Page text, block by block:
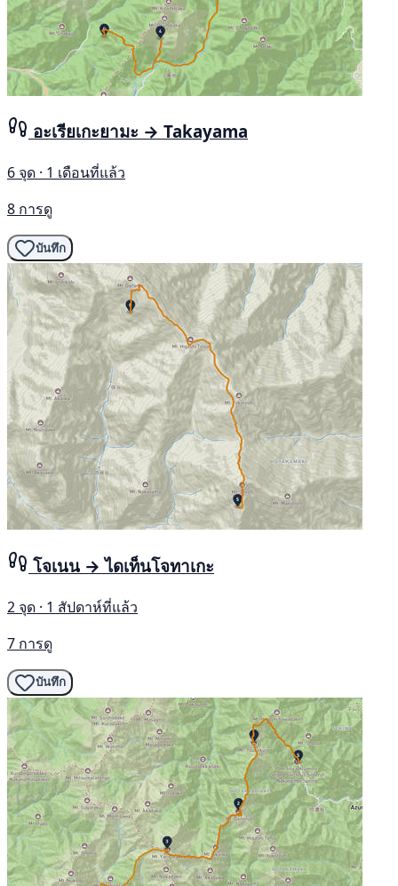
อะเรียเกะยามะ → Takayama
6 จุด · 1 เดือนที่แล้ว
8 การดู
บันทึก
โจเนน → ไดเท็นโจทาเกะ
2 จุด · 1 สัปดาห์ที่แล้ว
7 การดู
บันทึก